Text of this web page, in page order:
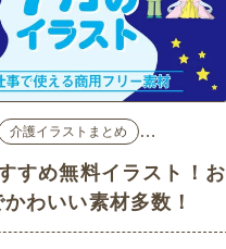
介護イラストまとめ …
すめ無料イラスト！お
かわいい素材多数！